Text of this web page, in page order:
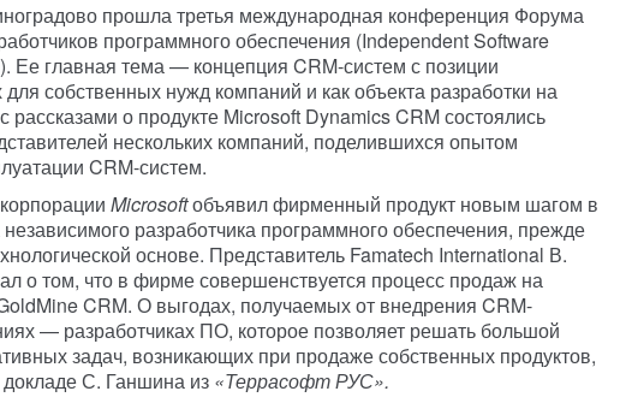
прошла третья международная конференция Форума
программного обеспечения (Independent Software
Ее главная тема — концепция CRM-систем с позиции
собственных нужд компаний и как объекта разработки на
рассказами о продукте Microsoft Dynamics CRM состоялись
нескольких компаний, поделившихся опытом
CRM-систем.
Microsoftобъявил фирменный продукт новым шагом в
независимого разработчика программного обеспечения, прежде
основе. Представитель Famatech International В.
о том, что в фирме совершенствуется процесс продаж на
CRM. О выгодах, получаемых от внедрения CRM-
— разработчиках ПО, которое позволяет решать большой
задач, возникающих при продаже собственных продуктов,
С. Ганшина из «Террасофт РУС».